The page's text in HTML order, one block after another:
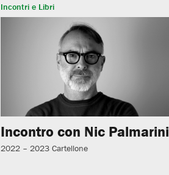
Incontri e Libri
Incontro con Nic Palmarini
2022 – 2023 Cartellone